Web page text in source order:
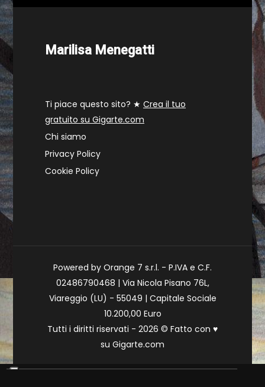
Marilisa Menegatti
Ti piace questo sito? ★ Crea il tuo
gratuito su Gigarte.com
Chi siamo
Privacy Policy
Cookie Policy
Powered by Orange 7 s.r.l. - P.IVA e C.F.
02486790468 | Via Nicola Pisano 76L,
Viareggio (LU) - 55049 | Capitale Sociale
10.200,00 Euro
Tutti i diritti riservati - 2026 © Fatto con ♥
su Gigarte.com